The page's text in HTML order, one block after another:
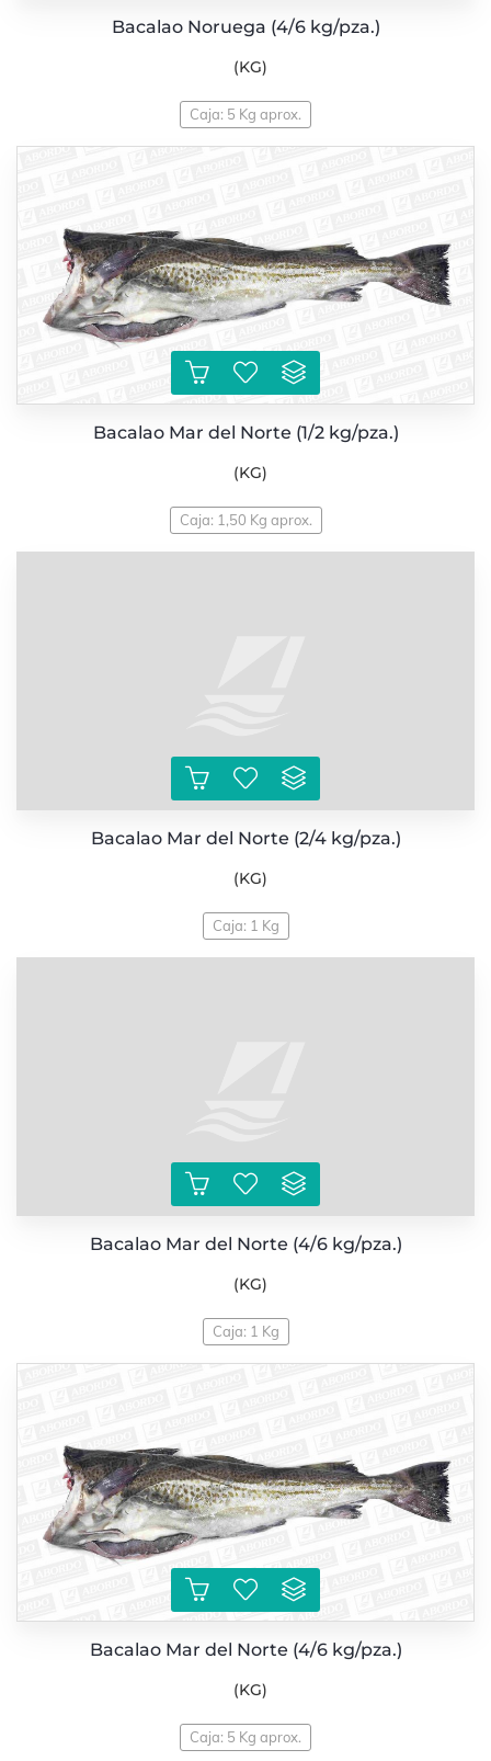
Bacalao Noruega (4/6 kg/pza.)
(KG)
Caja: 5 Kg aprox.
Bacalao Mar del Norte (1/2 kg/pza.)
(KG)
Caja: 1,50 Kg aprox.
Bacalao Mar del Norte (2/4 kg/pza.)
(KG)
Caja: 1 Kg
Bacalao Mar del Norte (4/6 kg/pza.)
(KG)
Caja: 1 Kg
Bacalao Mar del Norte (4/6 kg/pza.)
(KG)
Caja: 5 Kg aprox.